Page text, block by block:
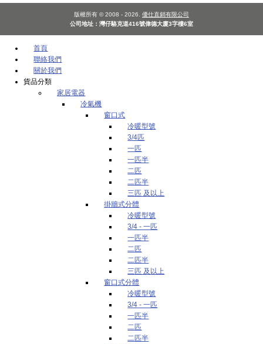
版權所有 © 2008 - 2026. 優仕直銷有限公司
公司地址：灣仔駱克道416號偉德大廈3字樓6室
首頁
聯絡我們
關於我們
貨品分類
家居電器
冷氣機
窗口式
冷暖型號
3/4匹
一匹
一匹半
二匹
二匹半
三匹 及以上
掛牆式分體
冷暖型號
3/4 - 一匹
一匹半
二匹
二匹半
三匹 及以上
窗口式分體
冷暖型號
3/4 - 一匹
一匹半
二匹
二匹半